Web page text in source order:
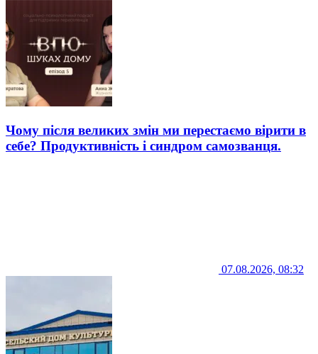
Чому після великих змін ми перестаємо вірити в
себе? Продуктивність і синдром самозванця.
07.08.2026, 08:32